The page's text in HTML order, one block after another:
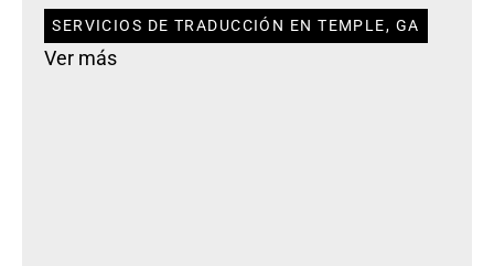
SERVICIOS DE TRADUCCIÓN EN TEMPLE, GA
Ver más